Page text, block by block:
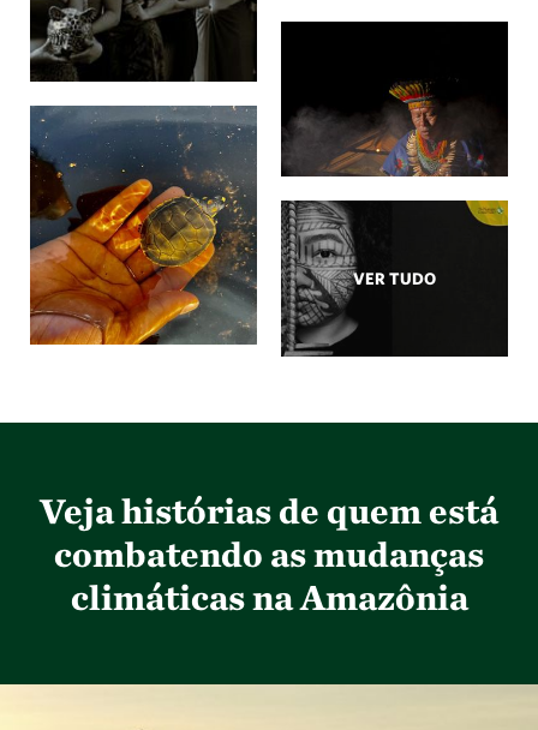
VER TUDO
Veja histórias de quem está
combatendo as mudanças
climáticas na Amazônia